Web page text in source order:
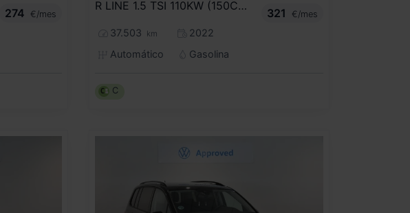
274
€/mes
R LINE 1.5 TSI 110KW (150CV) DSG
37.503 km
2022
Automático
Gasolina
321
€/mes
C